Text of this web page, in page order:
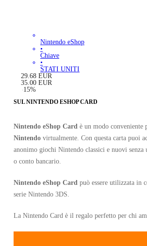
Nintendo eShop
•
Chiave
•
STATI UNITI
29.68 EUR
35.00 EUR
-15%
SUL NINTENDO ESHOP CARD
Nintendo eShop Card è un modo conveniente
Nintendo virtualmente. Con questa carta puoi
anonimo giochi Nintendo classici e nuovi senza
o conto bancario.
Nintendo eShop Card può essere utilizzata in
serie Nintendo 3DS.
La Nintendo Card è il regalo perfetto per chi